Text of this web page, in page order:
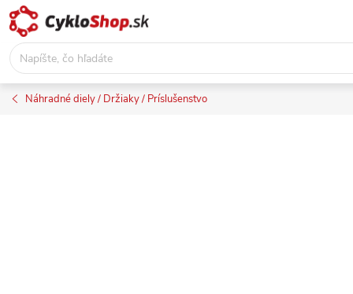
Prejsť
na
obsah
Náhradné diely / Držiaky / Príslušenstvo